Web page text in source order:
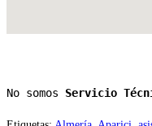
No somos Servicio